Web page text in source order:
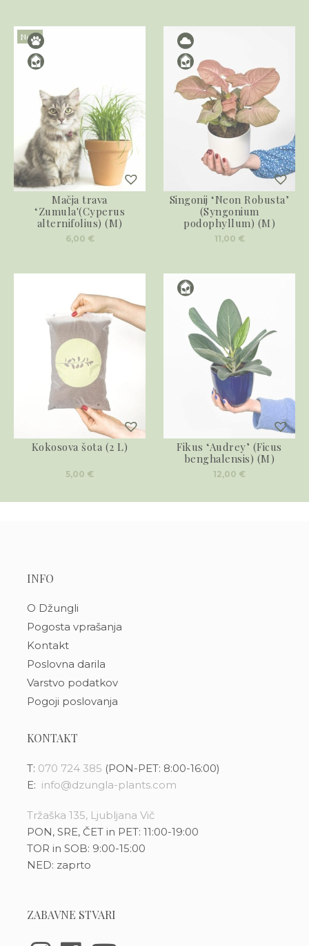
Novo
Mačja trava
‘Zumula'(Cyperus
alternifolius) (M)
6,00 €
Singonij ‘Neon Robusta’
(Syngonium
podophyllum) (M)
11,00 €
Kokosova šota (2 L)
5,00 €
Fikus ‘Audrey’ (Ficus
benghalensis) (M)
12,00 €
INFO
O Džungli
Pogosta vprašanja
Kontakt
Poslovna darila
Varstvo podatkov
Pogoji poslovanja
KONTAKT
T: 070 724 385 (PON-PET: 8:00-16:00)
E: info@dzungla-plants.com
Tržaška 135, Ljubljana Vič
PON, SRE, ČET in PET: 11:00-19:00
TOR in SOB: 9:00-15:00
NED: zaprto
ZABAVNE STVARI